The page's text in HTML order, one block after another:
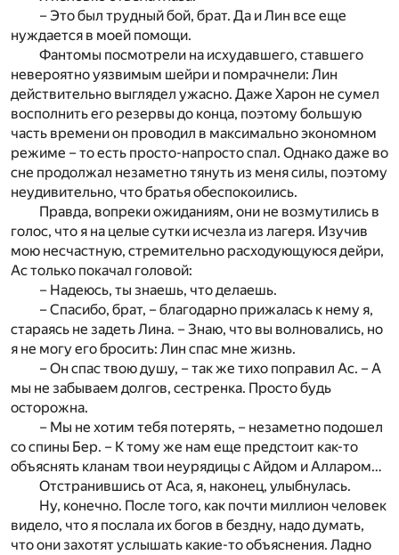
– Это был трудный бой, брат. Да и Лин все еще
нуждается в моей помощи.
Фантомы посмотрели на исхудавшего, ставшего
невероятно уязвимым шейри и помрачнели: Лин
действительно выглядел ужасно. Даже Харон не сумел
восполнить его резервы до конца, поэтому большую
часть времени он проводил в максимально экономном
режиме – то есть просто-напросто спал. Однако даже во
сне продолжал незаметно тянуть из меня силы, поэтому
неудивительно, что братья обеспокоились.
Правда, вопреки ожиданиям, они не возмутились в
голос, что я на целые сутки исчезла из лагеря. Изучив
мою несчастную, стремительно расходующуюся дейри,
Ас только покачал головой:
– Надеюсь, ты знаешь, что делаешь.
– Спасибо, брат, – благодарно прижалась к нему я,
стараясь не задеть Лина. – Знаю, что вы волновались, но
я не могу его бросить: Лин спас мне жизнь.
– Он спас твою душу, – так же тихо поправил Ас. – А
мы не забываем долгов, сестренка. Просто будь
осторожна.
– Мы не хотим тебя потерять, – незаметно подошел
со спины Бер. – К тому же нам еще предстоит как-то
объяснять кланам твои неурядицы с Айдом и Алларом…
Отстранившись от Аса, я, наконец, улыбнулась.
Ну, конечно. После того, как почти миллион человек
видело, что я послала их богов в бездну, надо думать,
что они захотят услышать какие-то объяснения. Ладно